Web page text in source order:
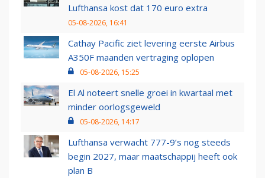
Lufthansa kost dat 170 euro extra
05-08-2026, 16:41
Cathay Pacific ziet levering eerste Airbus
A350F maanden vertraging oplopen
05-08-2026, 15:25
El Al noteert snelle groei in kwartaal met
minder oorlogsgeweld
05-08-2026, 14:17
Lufthansa verwacht 777-9’s nog steeds
begin 2027, maar maatschappij heeft ook
plan B